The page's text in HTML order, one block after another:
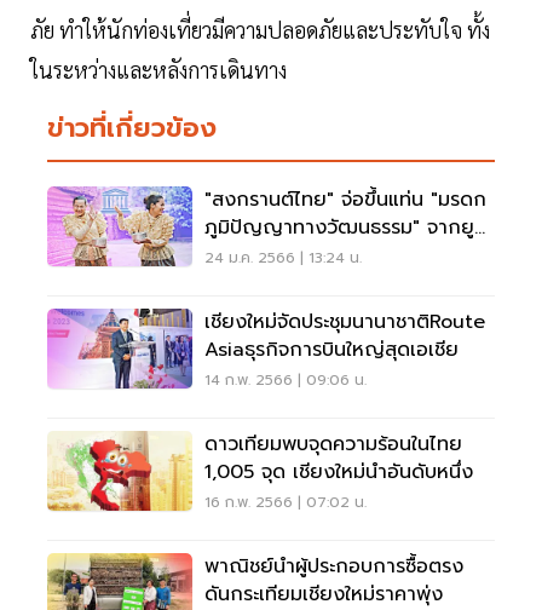
ภัย ทำให้นักท่องเที่ยวมีความปลอดภัยและประทับใจ ทั้ง
ในระหว่างและหลังการเดินทาง
ข่าวที่เกี่ยวข้อง
"สงกรานต์ไทย" จ่อขึ้นแท่น "มรดก
ภูมิปัญญาทางวัฒนธรรม" จากยู
เนสโก
24 ม.ค. 2566 | 13:24 น.
เชียงใหม่จัดประชุมนานาชาติRoute
Asiaธุรกิจการบินใหญ่สุดเอเชีย
14 ก.พ. 2566 | 09:06 น.
ดาวเทียมพบจุดความร้อนในไทย
1,005 จุด เชียงใหม่นำอันดับหนึ่ง
16 ก.พ. 2566 | 07:02 น.
พาณิชย์นำผู้ประกอบการซื้อตรง
ดันกระเทียมเชียงใหม่ราคาพุ่ง